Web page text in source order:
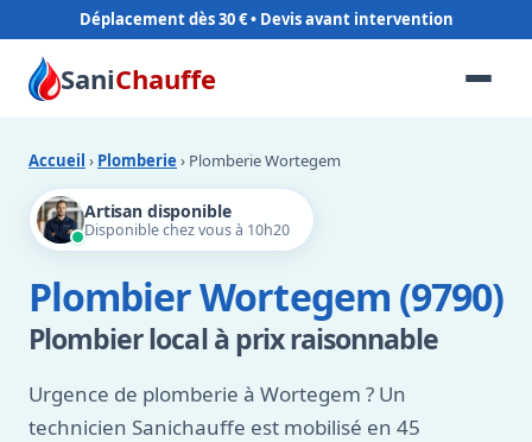
Déplacement dès 30 €
SaniChauffe
Accueil › Plomberie › Plomberie Wortegem
Artisan disponible
Disponible chez vous à 10h20
Plombier Wortegem (9790)
Plombier local à prix raisonnable
Urgence de plomberie à Wortegem ? Un
technicien Sanichauffe est mobilisé en 45